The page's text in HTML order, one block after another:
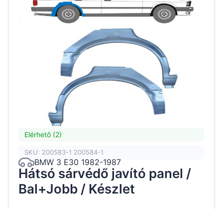
Elérhető (2)
SKU: 200583-1 200584-1
BMW 3 E30 1982-1987
Hátsó sárvédő javító panel /
Bal+Jobb / Készlet